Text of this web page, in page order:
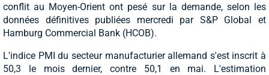
conflit au Moyen-Orient ont pesé sur la demande, selon les
données définitives publiées mercredi par S&P Global et
Hamburg Commercial Bank (HCOB).
L'indice PMI du secteur manufacturier allemand s'est inscrit à
50,3 le mois dernier, contre 50,1 en mai. L'estimation